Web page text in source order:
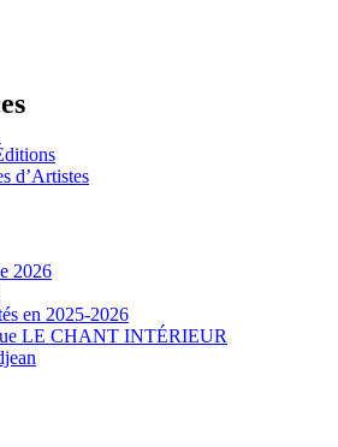
d’Artistes
2026
en 2025-2026
LE CHANT INTÉRIEUR